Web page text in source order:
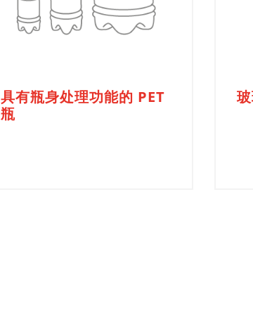
具有瓶身处理功能的 PET
瓶